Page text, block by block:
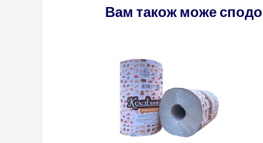
Вам також може